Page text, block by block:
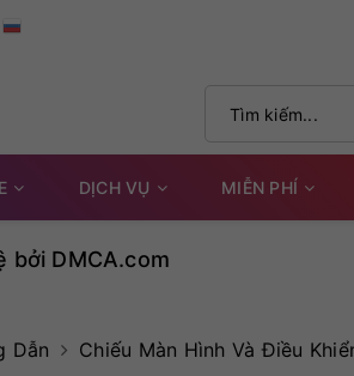
DỊCH VỤ MIỄN PHÍ
bởi DMCA.com
Dẫn Chiếu Màn Hình Và Điều